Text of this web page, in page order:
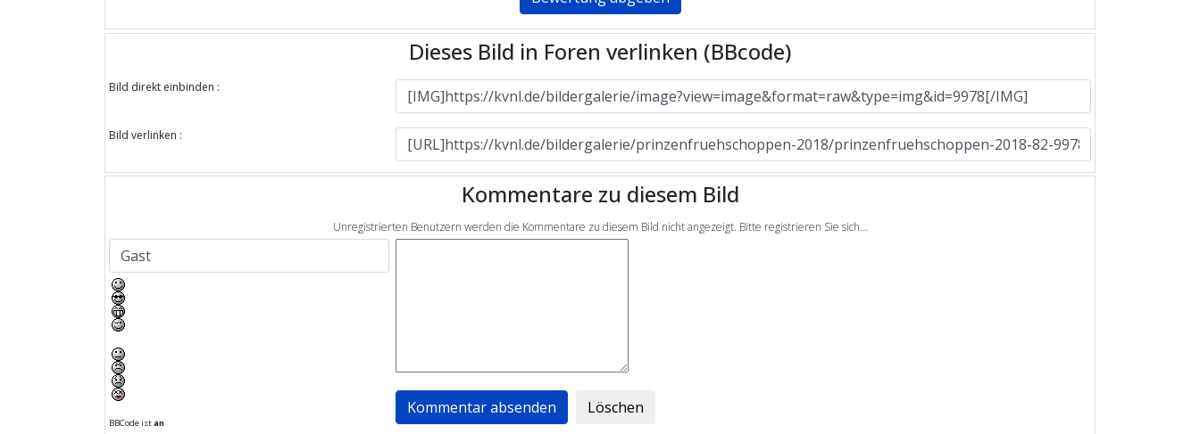
Dieses Bild in Foren verlinken (BBcode)
Bild direkt einbinden :
Bild verlinken :
Kommentare zu diesem Bild
Unregistrierten Benutzern werden die Kommentare zu diesem Bild nicht angezeigt. Bitte registrieren Sie sich...
BBCode istan